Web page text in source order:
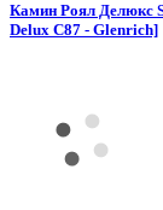
Камин Роял Делюкс
Delux С87 - Glenrich]